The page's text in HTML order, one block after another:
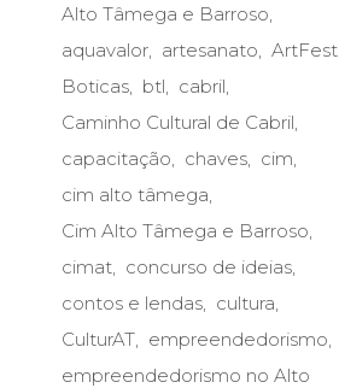
Alto Tâmega e Barroso
aquavalor
artesanato
ArtFest
Boticas
btl
cabril
Caminho Cultural de Cabril
capacitação
chaves
cim
cim alto tâmega
Cim Alto Tâmega e Barroso
cimat
concurso de ideias
contos e lendas
cultura
CulturAT
empreendedorismo
empreendedorismo no Alto